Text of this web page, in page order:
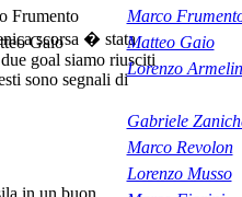
scorsa � stata
goal siamo riusciti
sono segnali di
in un buon
Marco
Matteo Gaio
Lorenzo Armelin
Gabriele
Marco Revolon
Lorenzo Musso